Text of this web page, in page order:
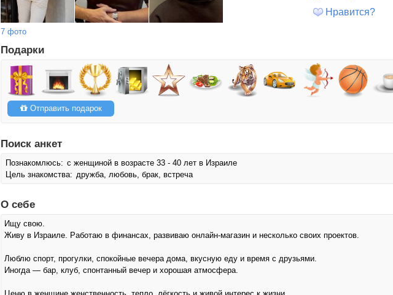
7 фото
Нравится?
Подарки
Отправить подарок
Поиск анкет
Познакомлюсь: с женщиной в возрасте 33 - 40 лет в Израиле
Цель знакомства: дружба, любовь, брак, встреча
О себе
Ищу свою.
Живу в Израиле. Работаю в финансах, развиваю онлайн-магазин и несколько своих проектов.
Люблю спорт, прогулки, спокойные вечера дома, вкусную еду и время с друзьями.
Иногда — бар, клуб, спонтанный вечер и хорошая атмосфера.